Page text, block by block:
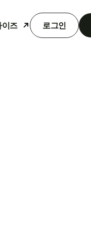
즈 로그인